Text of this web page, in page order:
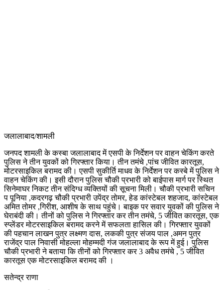
जलालाबाद/शामली
जनपद शामली के कस्बा जलालाबाद में एसपी के निर्देशन पर वाहन चेकिंग करते
पुलिस ने तीन युवकों को गिरफ्तार किया। तीन तमंचे ,पांच जीवित कारतूस,
मोटरसाइकिल बरामद की। एसपी सुकीर्ति माधव के निर्देशन पर कस्बे में पुलिस ने
वाहन चेकिंग की। इसी दौरान पुलिस चौकी प्रभारी को बाईपास मार्ग पर स्थित
सिनेमाघर निकट तीन संदिग्ध व्यक्तियों की सूचना मिली। चौकी प्रभारी सचिन
प पूनिया ,कदरगढ़ चौकी प्रभारी उपेंद्र तोमर, हेड कांस्टेबल शहजाद, कांस्टेबल
अमित तोमर ,गिरीश, आशीष के साथ पहुंचे। बाइक पर सवार युवकों की पुलिस ने
घेराबंदी की। तीनों को पुलिस ने गिरफ्तार कर तीन तमंचे, 5 जीवित कारतूस, एक
स्प्लेंडर मोटरसाइकिल बरामद करने में सफलता हासिल की। गिरफ्तार युवकों
की पहचान लाखन पुत्र लक्ष्मण दास, लककी पुत्र संजय पाल ,अमन पुत्र
राजेंद्र पाल निवासी मोहल्ला मोहम्मदी गंज जलालाबाद के रूप में हुई। पुलिस
चौकी प्रभारी ने बताया कि तीनों को गिरफ्तार कर 3 अवैध तमंचे , 5 जीवित
कारतूस एक मोटरसाइकिल बरामद की ।
सतेन्द्र राणा